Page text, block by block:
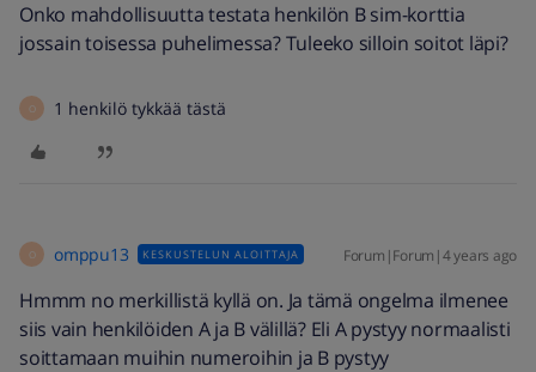
Onko mahdollisuutta testata henkilön B sim-korttia
jossain toisessa puhelimessa? Tuleeko silloin soitot läpi?
O 1 henkilö tykkää tästä
O omppu13 KESKUSTELUN ALOITTAJA Forum|Forum|4 years ago
Hmmm no merkillistä kyllä on. Ja tämä ongelma ilmenee
siis vain henkilöiden A ja B välillä? Eli A pystyy normaalisti
soittamaan muihin numeroihin ja B pystyy